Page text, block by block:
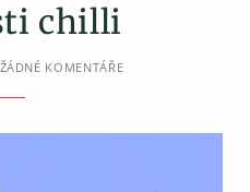
chilli
ŽÁDNÉ KOMENTÁŘE